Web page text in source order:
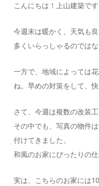
こんにちは！上山建築です
今週末は暖かく、天気も
多くいらっしゃるのではな
一方で、地域によっては
ね。早めの対策をして、
さて、今週は複数の改装
その中でも、写真の物件
付けてきました。
和風のお家にぴったりの
実は、こちらのお家には